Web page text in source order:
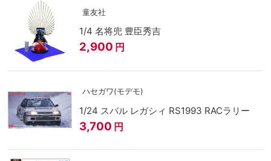
童友社
1/4 名将兜 豊臣秀吉
2,900 円
ハセガワ(モデモ)
1/24 スバル レガシィ RS1993 RACラリー
3,700 円